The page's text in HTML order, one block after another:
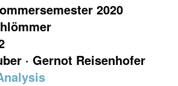
2020
· Gernot Reisenhofer